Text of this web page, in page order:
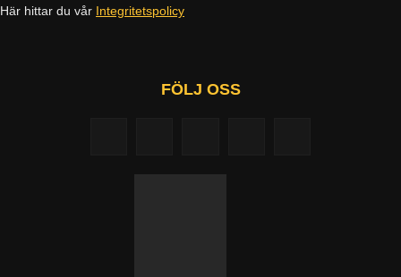
Här hittar du vår Integritetspolicy
FÖLJ OSS